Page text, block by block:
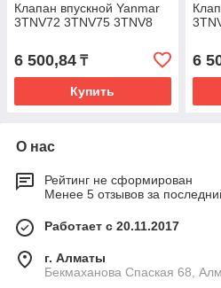
Клапан впускной Yanmar
3TNV72 3TNV75 3TNV8
6 500,84 ₸
Купить
6
О нас
Рейтинг не сформирован
Менее 5 отзывов за
Работает с 20.11.2017
г. Алматы
Бекмаханова Спаская 68,